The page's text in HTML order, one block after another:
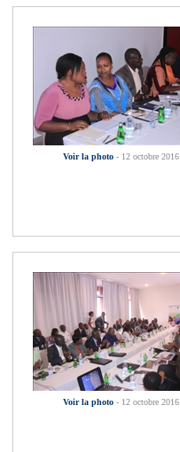
Voir la photo - 12 octobre 2016
Voir la photo - 12 octobre 2016